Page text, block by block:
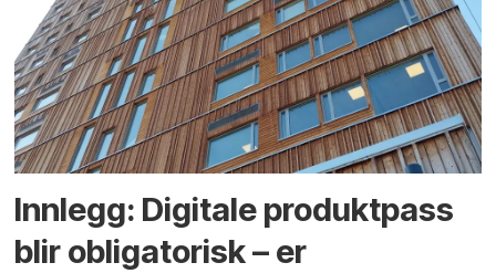
Innlegg: Digitale produktpass
blir obligatorisk – er